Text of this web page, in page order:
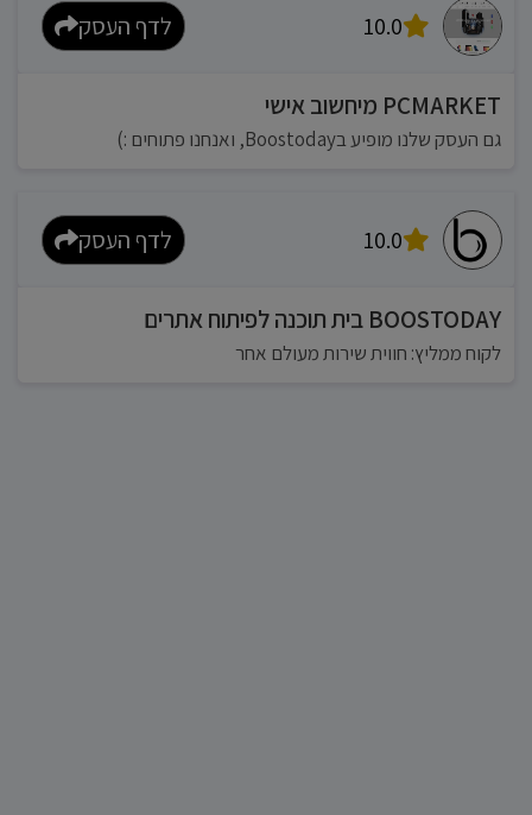
10.0 לדף העסק
PCMARKET מיחשוב אישי
גם העסק שלנו מופיע בBoostoday, ואנחנו פתוחים :)
10.0 לדף העסק
BOOSTODAY בית תוכנה לפיתוח אתרים
לקוח ממליץ: חווית שירות מעולם אחר